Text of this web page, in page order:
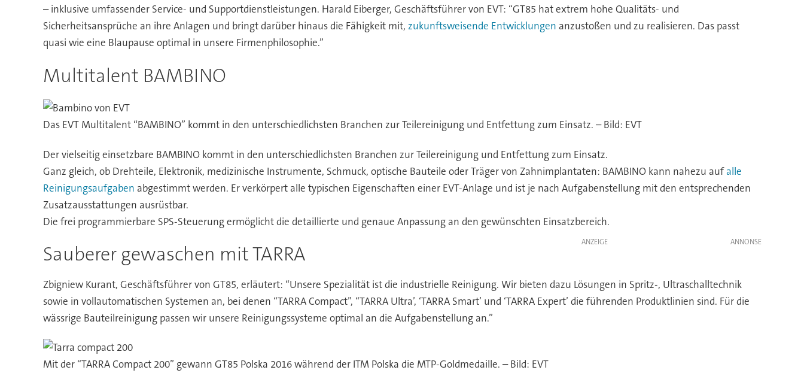
– inklusive umfassender Service- und Supportdienstleistungen. Harald Eiberger, Geschäftsführer von EVT: “GT85 hat extrem hohe Qualitäts- und
Sicherheitsansprüche an ihre Anlagen und bringt darüber hinaus die Fähigkeit mit, zukunftsweisende Entwicklungen anzustoßen und zu realisieren. Das passt
quasi wie eine Blaupause optimal in unsere Firmenphilosophie.”
Multitalent BAMBINO
Das EVT Multitalent “BAMBINO” kommt in den unterschiedlichsten Branchen zur Teilereinigung und Entfettung zum Einsatz. – Bild: EVT
Der vielseitig einsetzbare BAMBINO kommt in den unterschiedlichsten Branchen zur Teilereinigung und Entfettung zum Einsatz.
Ganz gleich, ob Drehteile, Elektronik, medizinische Instrumente, Schmuck, optische Bauteile oder Träger von Zahnimplantaten: BAMBINO kann nahezu aufalle
Reinigungsaufgaben abgestimmt werden. Er verkörpert alle typischen Eigenschaften einer EVT-Anlage und ist je nach Aufgabenstellung mit den entsprechenden
Zusatzausstattungen ausrüstbar.
Die frei programmierbare SPS-Steuerung ermöglicht die detaillierte und genaue Anpassung an den gewünschten Einsatzbereich.
ANZEIGE
Sauberer gewaschen mit TARRA
Zbigniew Kurant, Geschäftsführer von GT85, erläutert: “Unsere Spezialität ist die industrielle Reinigung. Wir bieten dazu Lösungen in Spritz-, Ultraschalltechnik
sowie in vollautomatischen Systemen an, bei denen “TARRA Compact”, “TARRA Ultra’, ‘TARRA Smart’ und ‘TARRA Expert’ die führenden Produktlinien sind. Für die
wässrige Bauteilreinigung passen wir unsere Reinigungssysteme optimal an die Aufgabenstellung an.”
Mit der “TARRA Compact 200” gewann GT85 Polska 2016 während der ITM Polska die MTP-Goldmedaille. – Bild: EVT